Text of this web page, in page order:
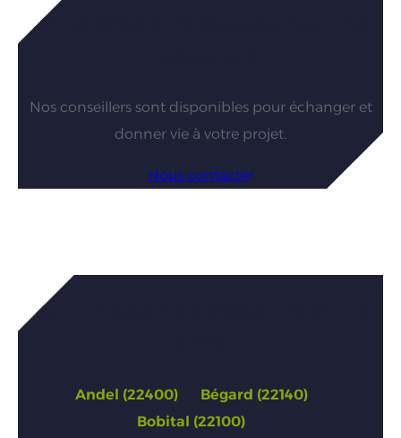
Vous êtes intéressés par nos
Nos conseillers sont disponibles pour échanger et
donner vie à votre projet.
Nous contacter
Annonces de Côtes-d’Armor
Andel (22400)
Bégard (22140)
Bobital (22100)